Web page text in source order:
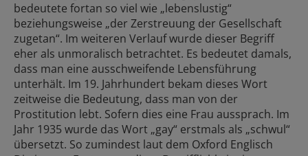
bedeutete fortan so viel wie „lebenslustig“
beziehungsweise „der Zerstreuung der Gesellschaft
zugetan“. Im weiteren Verlauf wurde dieser Begriff
eher als unmoralisch betrachtet. Es bedeutet damals,
dass man eine ausschweifende Lebensführung
unterhält. Im 19. Jahrhundert bekam dieses Wort
zeitweise die Bedeutung, dass man von der
Prostitution lebt. Sofern dies eine Frau aussprach. Im
Jahr 1935 wurde das Wort „gay“ erstmals als „schwul“
übersetzt. So zumindest laut dem Oxford Englisch